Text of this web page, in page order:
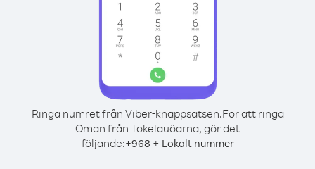
Ringa numret från Viber-knappsatsen.För att ringa
Oman från Tokelauöarna, gör det
följande:+968 + Lokalt nummer